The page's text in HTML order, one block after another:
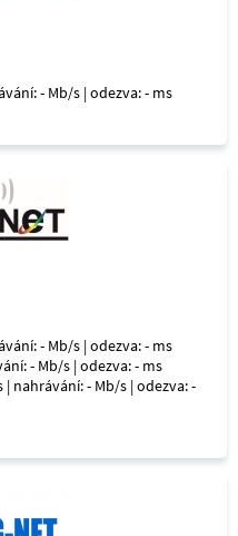
- Mb/s | odezva: - ms
- Mb/s | odezva: - ms
- Mb/s | odezva: - ms
| nahrávání: - Mb/s | odezva: -